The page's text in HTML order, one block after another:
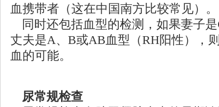
血携带者（这在中国南方比较常见）。
同时还包括血型的检测，如果妻子
丈夫是A、B或AB血型（RH阳性），
血的可能。
尿常规检查